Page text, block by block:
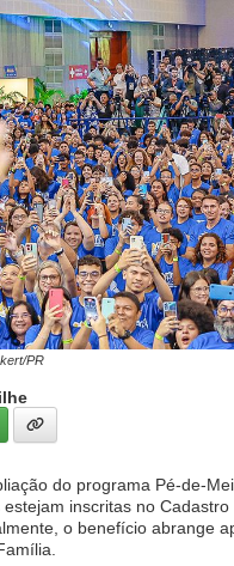
PR
do programa Pé-de-
inscritas no Cadastro
o benefício abrange